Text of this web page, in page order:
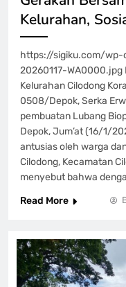
Kelurahan,
https://sigiku.com/
20260117-WA0000.jpg
Kelurahan Cilodong
0508/Depok, Serka
pembuatan Lubang
Depok, Jum’at (16/1/
antusias oleh warga
Cilodong, Kecamatan
menyebut bahwa
Read More